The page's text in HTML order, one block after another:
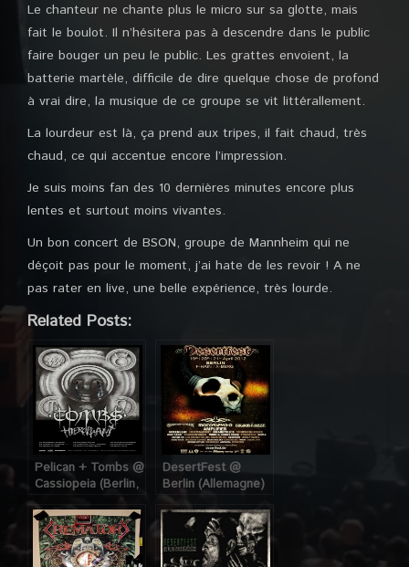
Le chanteur ne chante plus le micro sur sa glotte, mais
fait le boulot. Il n’hésitera pas à descendre dans le public
faire bouger un peu le public. Les grattes envoient, la
batterie martèle, difficile de dire quelque chose de profond
à vrai dire, la musique de ce groupe se vit littérallement.
La lourdeur est là, ça prend aux tripes, il fait chaud, très
chaud, ce qui accentue encore l’impression.
Je suis moins fan des 10 dernières minutes encore plus
lentes et surtout moins vivantes.
Un bon concert de BSON, groupe de Mannheim qui ne
déçoit pas pour le moment, j’ai hate de les revoir ! A ne
pas rater en live, une belle expérience, très lourde.
Related Posts:
Pelican + Tombs @
Cassiopeia (Berlin,
Allemagne), le 20
Avril 2012
DesertFest @
Berlin (Allemagne)
19,20,21 Avril 2012